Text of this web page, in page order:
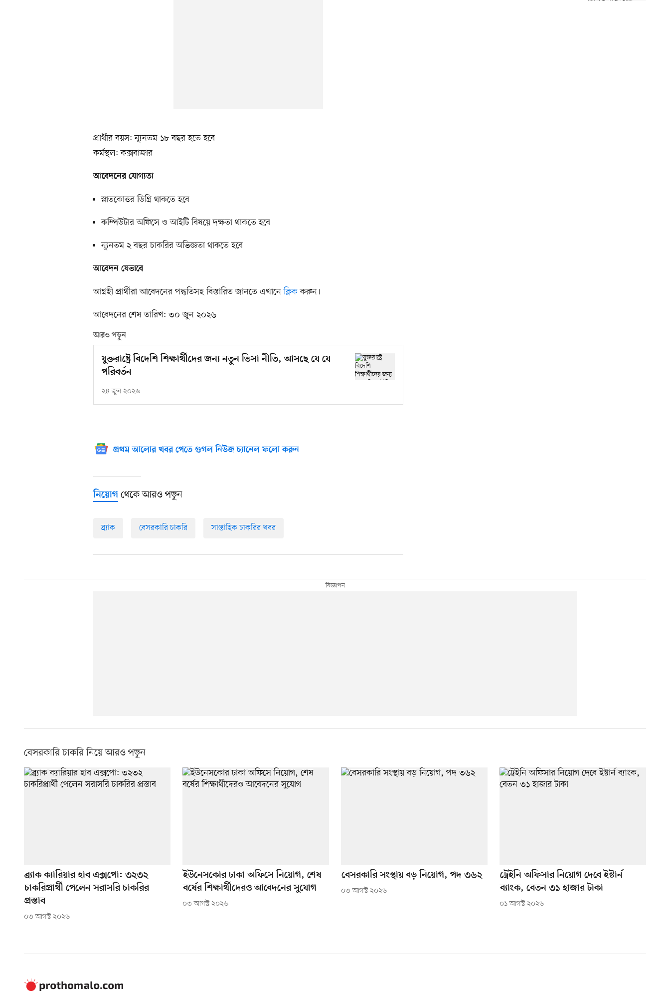
প্রার্থীর বয়স: ন্যূনতম ১৮ বছর হতে হবে
কর্মস্থল: কক্সবাজার
আবেদনের যোগ্যতা
স্নাতকোত্তর ডিগ্রি থাকতে হবে
কম্পিউটার অফিসে ও আইটি বিষয়ে দক্ষতা থাকতে হবে
ন্যূনতম ২ বছর চাকরির অভিজ্ঞতা থাকতে হবে
আবেদন যেভাবে
আগ্রহী প্রার্থীরা আবেদনের পদ্ধতিসহ বিস্তারিত জানতে এখানেক্লিককরুন।
আবেদনের শেষ তারিখ: ৩০ জুন ২০২৬
আরও পড়ুন
যুক্তরাষ্ট্রে বিদেশি শিক্ষার্থীদের জন্য নতুন ভিসা নীতি, আসছে যে যে
পরিবর্তন
২৪ জুন ২০২৬
প্রথম আলোর খবর পেতে গুগল নিউজ চ্যানেল ফলো করুন
নিয়োগ থেকে আরও পড়ুন
ব্র্যাক বেসরকারি চাকরি সাপ্তাহিক চাকরির খবর
বেসরকারি চাকরি নিয়ে আরও পড়ুন
ব্র্যাক ক্যারিয়ার হাব এক্সপো: ৩২৩২
চাকরিপ্রার্থী পেলেন সরাসরি চাকরির
প্রস্তাব
০৩ আগস্ট ২০২৬
ইউনেসকোর ঢাকা অফিসে নিয়োগ, শেষ
বর্ষের শিক্ষার্থীদেরও আবেদনের সুযোগ
০৩ আগস্ট ২০২৬
বেসরকারি সংস্থায় বড় নিয়োগ, পদ ৩৬২
০৩ আগস্ট ২০২৬
ট্রেইনি অফিসার নিয়োগ দেবে ইস্টার্ন
ব্যাংক, বেতন ৩১ হাজার টাকা
০১ আগস্ট ২০২৬